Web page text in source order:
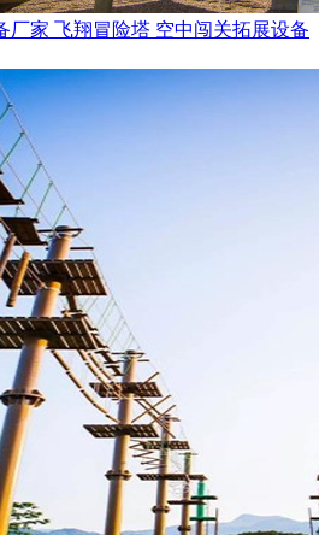
厂家 飞翔冒险塔 空中闯关拓展设备